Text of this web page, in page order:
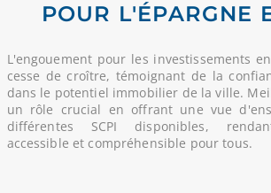
POUR L'ÉPARGNE
L'engouement pour les investissements en
cesse de croître, témoignant de la
dans le potentiel immobilier de la ville.
un rôle crucial en offrant une vue
différentes SCPI disponibles,
accessible et compréhensible pour tous.